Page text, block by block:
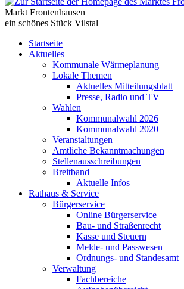
Markt Frontenhausen
ein schönes Stück Vilstal
Startseite
Aktuelles
Kommunale Wärmeplanung
Lokale Themen
Aktuelles Mitteilungsblatt
Presse, Radio und TV
Wahlen
Kommunalwahl 2026
Kommunalwahl 2020
Veranstaltungen
Amtliche Bekanntmachungen
Stellenausschreibungen
Breitband
Aktuelle Infos
Rathaus & Service
Bürgerservice
Online Bürgerservice
Bau- und Straßenrecht
Kasse und Steuern
Melde- und Passwesen
Ordnungs- und Standesamt
Verwaltung
Fachbereiche